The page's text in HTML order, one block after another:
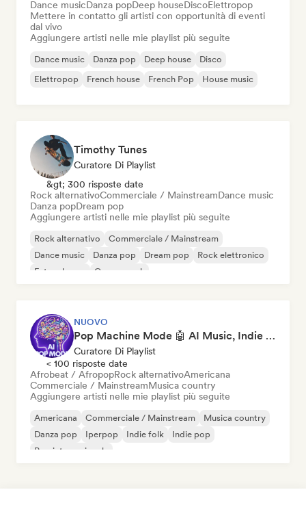
Dance musicDanza popDeep houseDiscoElettropop
Mettere in contatto gli artisti con opportunità di eventi
dal vivo
Aggiungere artisti nelle mie playlist più seguite
Dance music Danza pop Deep house
Disco
Elettropop
French house French Pop House music
Timothy Tunes
Curatore Di Playlist
&gt; 300 risposte date
Rock alternativoCommerciale / MainstreamDance music
Danza popDream pop
Aggiungere artisti nelle mie playlist più seguite
Rock alternativo
Commerciale / Mainstream
Dance music
Danza pop Dream pop
Rock elettronico
Future house
Garage rock
NUOVO
Pop Machine Mode 🤖 AI Music, Indie Pop & Dream Pop
Curatore Di Playlist
< 100 risposte date
Afrobeat / AfropopRock alternativoAmericana
Commerciale / MainstreamMusica country
Aggiungere artisti nelle mie playlist più seguite
Americana Commerciale / Mainstream
Musica country
Danza pop
Iperpop Indie folk
Indie pop
Pop internazionale